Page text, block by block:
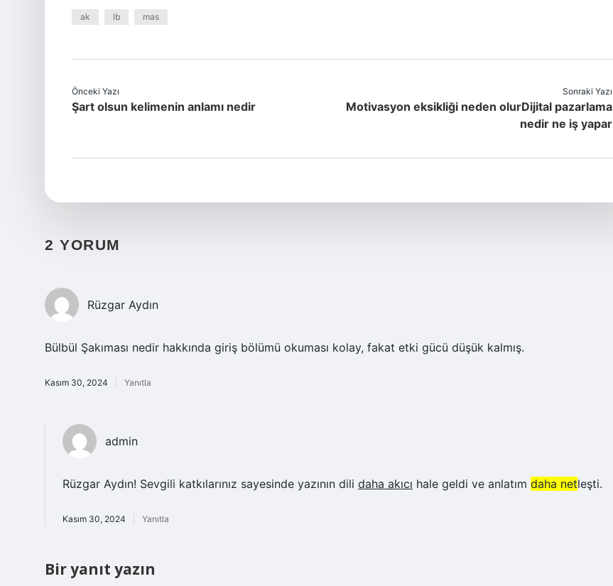
ak lb mas
Önceki Yazı
Şart olsun kelimenin anlamı nedir
Sonraki Yazı
Motivasyon eksikliği neden olurDijital pazarlama
nedir ne iş yapar
2 YORUM
Rüzgar Aydın
Bülbül Şakıması nedir hakkında giriş bölümü okuması kolay, fakat etki gücü düşük kalmış.
Kasım 30, 2024 Yanıtla
admin
Rüzgar Aydın! Sevgili katkılarınız sayesinde yazının dili daha akıcı hale geldi ve anlatım daha netleşti.
Kasım 30, 2024 Yanıtla
Bir yanıt yazın